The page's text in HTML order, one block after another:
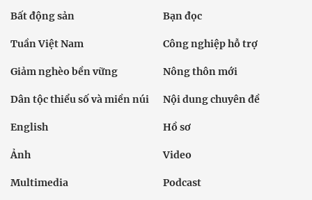
Bất động sản Bạn đọc
Tuần Việt Nam Công nghiệp hỗ trợ
Giảm nghèo bền vững Nông thôn mới
Dân tộc thiểu số và miền núi Nội dung chuyên đề
English Hồ sơ
Ảnh Video
Multimedia Podcast